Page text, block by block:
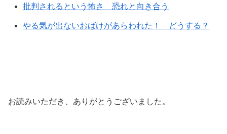
批判されるという怖さ 恐れと向き合う
やる気が出ないおばけがあらわれた！ どうする？
お読みいただき、ありがとうございました。